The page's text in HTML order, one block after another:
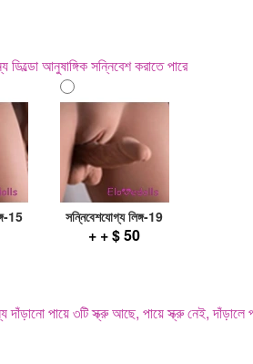
আনুষাঙ্গিক সন্নিবেশ করাতে পারে
15 সন্নিবেশযোগ্য লিঙ্গ-19
+ + $ 50
পায়ে ৩টি স্ক্রু আছে, পায়ে স্ক্রু নেই, দাঁড়ালে